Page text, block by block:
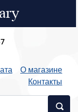
О магазине
Контакты